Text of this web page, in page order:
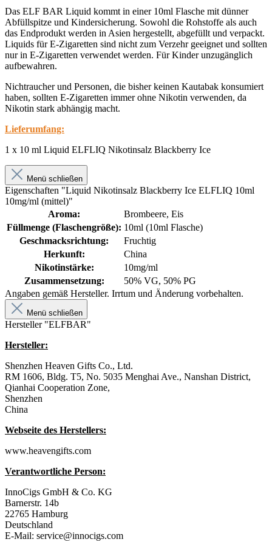
Das ELF BAR Liquid kommt in einer 10ml Flasche mit dünner
Abfüllspitze und Kindersicherung. Sowohl die Rohstoffe als auch
das Endprodukt werden in Asien hergestellt, abgefüllt und verpackt.
Liquids für E-Zigaretten sind nicht zum Verzehr geeignet und sollten
nur in E-Zigaretten verwendet werden. Für Kinder unzugänglich
aufbewahren.
Nichtraucher und Personen, die bisher keinen Kautabak konsumiert
haben, sollten E-Zigaretten immer ohne Nikotin verwenden, da
Nikotin stark abhängig macht.
Lieferumfang:
1 x 10 ml Liquid ELFLIQ Nikotinsalz Blackberry Ice
Menü schließen
Eigenschaften "Liquid Nikotinsalz Blackberry Ice ELFLIQ 10ml
10mg/ml (mittel)"
Aroma:
Brombeere, Eis
Füllmenge (Flaschengröße): 10ml (10ml Flasche)
Geschmacksrichtung:
Fruchtig
Herkunft:
China
Nikotinstärke:
10mg/ml
Zusammensetzung:
50% VG, 50% PG
Angaben gemäß Hersteller. Irrtum und Änderung vorbehalten.
Menü schließen
Hersteller "ELFBAR"
Hersteller:
Shenzhen Heaven Gifts Co., Ltd.
RM 1606, Bldg. T5, No. 5035 Menghai Ave., Nanshan District,
Qianhai Cooperation Zone,
Shenzhen
China
Webseite des Herstellers:
www.heavengifts.com
Verantwortliche Person:
InnoCigs GmbH & Co. KG
Barnerstr. 14b
22765 Hamburg
Deutschland
E-Mail: service@innocigs.com